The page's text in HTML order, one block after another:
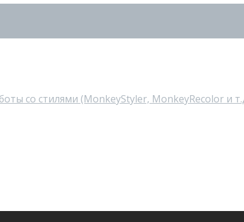
со стилями (MonkeyStyler, MonkeyRecolor и